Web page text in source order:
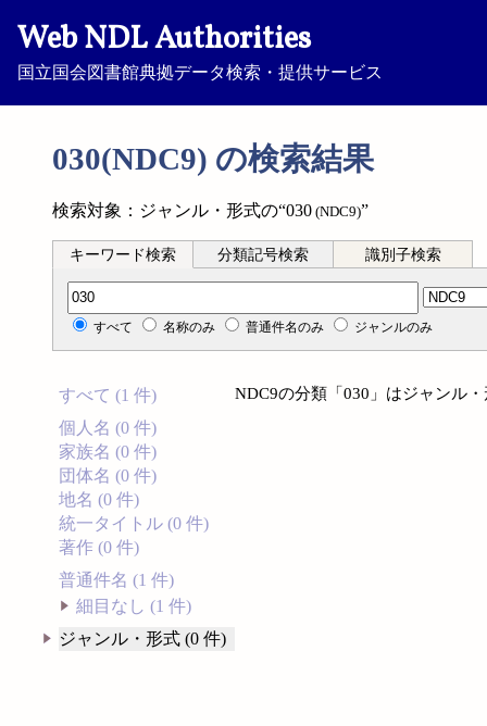
Web NDL Authorities
国立国会図書館典拠データ検索・提供サービス
030(NDC9) の検索結果
検索対象：ジャンル・形式の“030 (NDC9)”
キーワード検索 分類記号検索 識別子検索
分類記号検索
すべて 名称のみ 普通件名のみ ジャンルのみ
すべて (1 件)
個人名 (0 件)
家族名 (0 件)
団体名 (0 件)
地名 (0 件)
統一タイトル (0 件)
著作 (0 件)
普通件名 (1 件)
細目なし (1 件)
ジャンル・形式 (0 件)
NDC9の分類「030」はジャンル